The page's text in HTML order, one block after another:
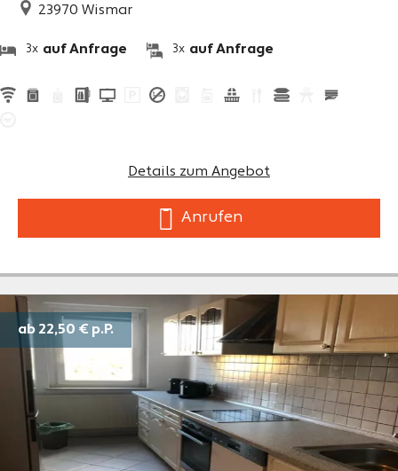
23970 Wismar
3x auf Anfrage 3x auf Anfrage
Details zum Angebot
Anrufen
ab 22,50 € p.P.